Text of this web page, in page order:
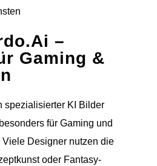
–
Gaming &
spezialisierter KI Bilder
für Gaming und
Designer nutzen die
oder Fantasy-